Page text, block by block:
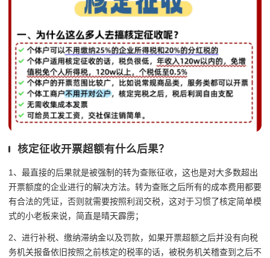
核定征收开票超额有什么后果？
1、最直接的后果就是被强制的转为查账征收，这也是对大多数超出
开票额度的企业进行的解决方法。转为查账之后所有的成本费用都要
有合法的凭证，否则就需要按照利润交税，这对于习惯了核定简单模
式的小老板来说，简直是晴天霹雳；
2、进行补税、缴纳滞纳金以及罚款，如果开票超额之后并没有向税
务机关报备依旧按照之前核定的税率的话，被税务机关稽查到之后不